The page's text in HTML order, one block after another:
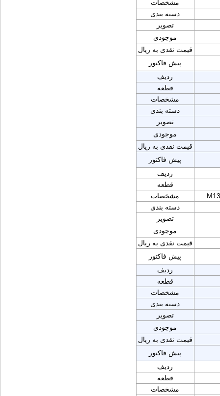
مشخصات
دسته بندی
تصویر
موجودی
قیمت نقدی به ریال
پیش فاکتور
ردیف
قطعه
مشخصات
دسته بندی
تصویر
موجودی
قیمت نقدی به ریال
پیش فاکتور
ردیف
قطعه
مشخصات
دسته بندی
تصویر
موجودی
قیمت نقدی به ریال
پیش فاکتور
ردیف
قطعه
مشخصات
دسته بندی
تصویر
موجودی
قیمت نقدی به ریال
پیش فاکتور
ردیف
قطعه
مشخصات